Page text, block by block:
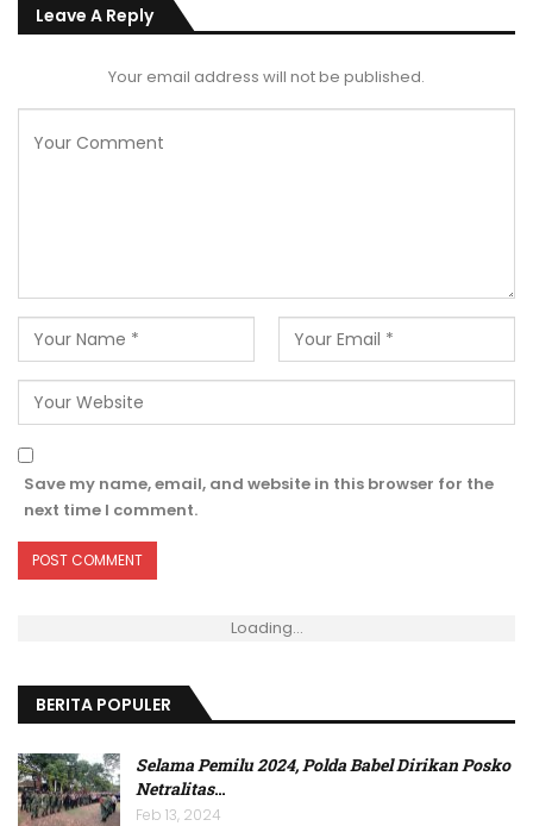
Leave A Reply
Your email address will not be published.
Save my name, email, and website in this browser for the
next time I comment.
Loading...
BERITA POPULER
Selama Pemilu 2024, Polda Babel Dirikan Posko
Netralitas…
Feb 13, 2024